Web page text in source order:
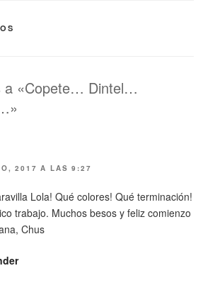
a «Copete… Dintel…
2017 A LAS 9:27
Lola! Qué colores! Qué terminación!
trabajo. Muchos besos y feliz comienzo
Chus